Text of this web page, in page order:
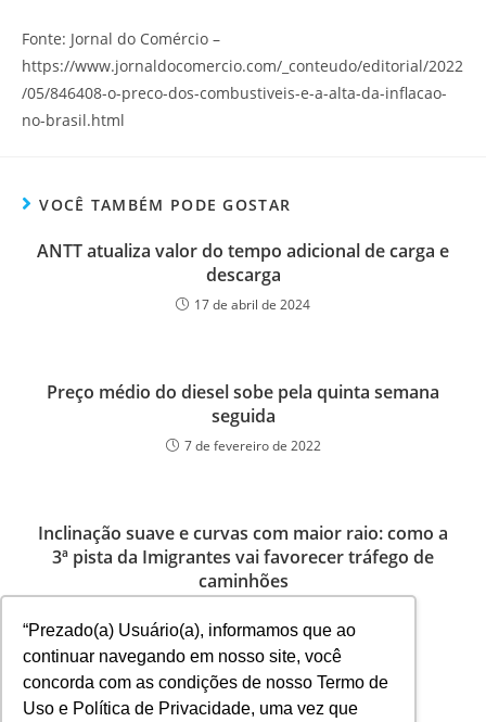
“Prezado(a) Usuário(a), informamos que ao
continuar navegando em nosso site, você
concorda com as condições de nosso Termo de
Uso e Política de Privacidade, uma vez que
Fonte: Jornal do Comércio –
https://www.jornaldocomercio.com/_conteudo/editorial/2022
/05/846408-o-preco-dos-combustiveis-e-a-alta-da-inflacao-
no-brasil.html
VOCÊ TAMBÉM PODE GOSTAR
ANTT atualiza valor do tempo adicional de carga e
descarga
17 de abril de 2024
Preço médio do diesel sobe pela quinta semana
seguida
7 de fevereiro de 2022
Inclinação suave e curvas com maior raio: como a
3ª pista da Imigrantes vai favorecer tráfego de
caminhões